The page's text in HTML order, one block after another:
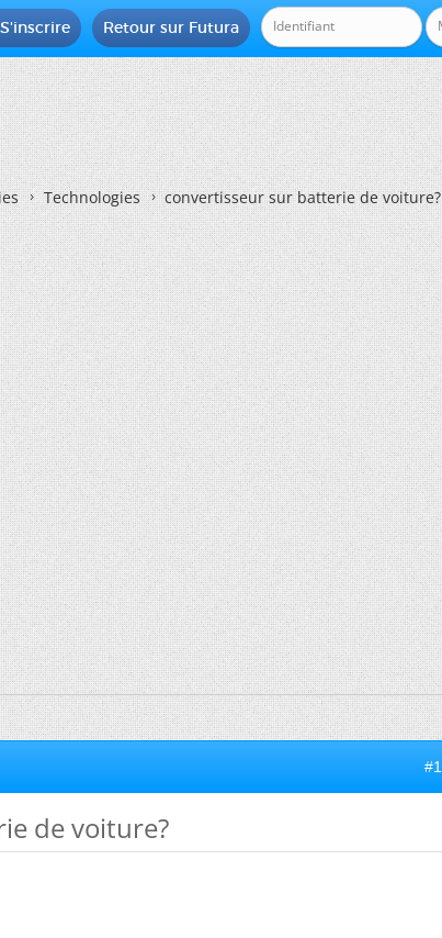
Retour sur Futura
S'inscrire
Technologies convertisseur sur batterie de voiture?
#1
de voiture?